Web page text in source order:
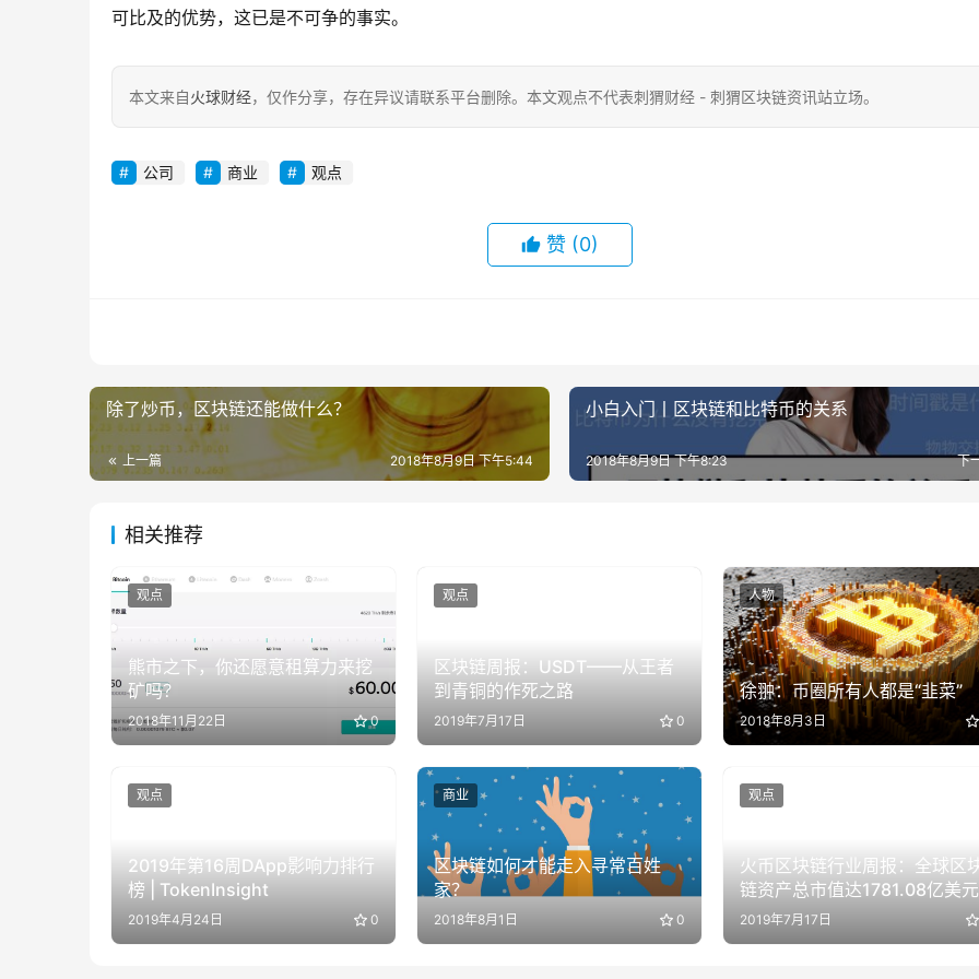
可比及的优势，这已是不可争的事实。
本文来自火球财经，仅作分享，存在异议请联系平台删除。本文观点不代表刺猬财经 - 刺猬区块链资讯站立场。
公司 商业 观点
赞 (0)
除了炒币，区块链还能做什么？
上一篇 2018年8月9日 下午5:44
小白入门丨区块链和比特币的关系
下
2018年8月9日 下午8:23
相关推荐
熊市之下，你还愿意租算力来挖
矿吗？
2018年11月22日 0
观点
区块链周报：USDT——从王者
到青铜的作死之路
2019年7月17日 0
观点
徐翀：币圈所有人都是“韭菜”
2018年8月3日
人物
2019年第16周DApp影响力排行
榜 | TokenInsight
2019年4月24日 0
观点
区块链如何才能走入寻常百姓
家？
2018年8月1日 0
商业
火币区块链行业周报：全球区
链资产总市值达1781.08亿美元
2019年7月17日
观点